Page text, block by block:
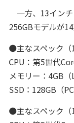
一方、13インチ
256GBモデルが14
●主なスペック（
CPU：第5世代
メモリー：4GB（
SSD：128GB（
●主なスペック（